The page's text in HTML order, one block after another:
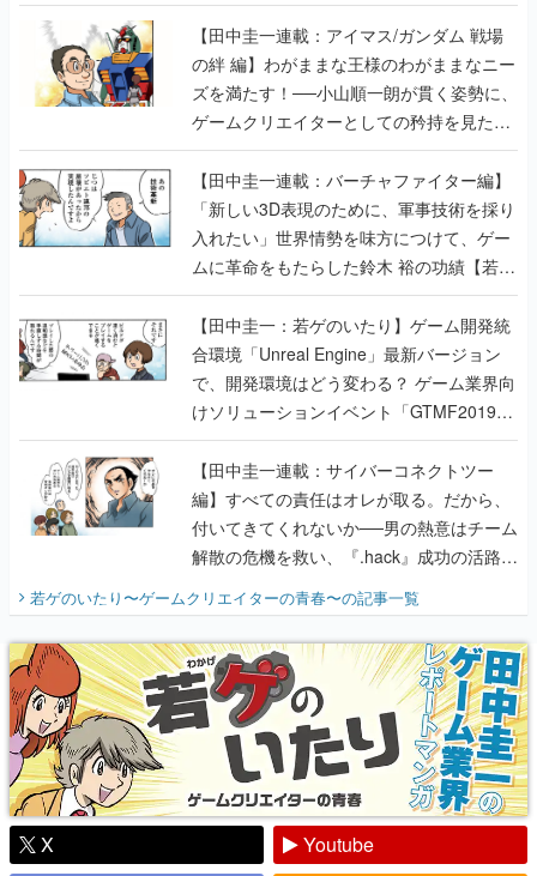
【田中圭一連載：アイマス/ガンダム 戦場
の絆 編】わがままな王様のわがままなニー
ズを満たす！──小山順一朗が貫く姿勢に、
ゲームクリエイターとしての矜持を見た
【若ゲのいたり最終回】
【田中圭一連載：バーチャファイター編】
「新しい3D表現のために、軍事技術を採り
入れたい」世界情勢を味方につけて、ゲー
ムに革命をもたらした鈴木 裕の功績【若ゲ
のいたり】
【田中圭一：若ゲのいたり】ゲーム開発統
合環境「Unreal Engine」最新バージョン
で、開発環境はどう変わる？ ゲーム業界向
けソリューションイベント「GTMF2019」
に行って、より理解を深めよう【PR】
【田中圭一連載：サイバーコネクトツー
編】すべての責任はオレが取る。だから、
付いてきてくれないか──男の熱意はチーム
解散の危機を救い、『.hack』成功の活路を
『少年ジャンプ』色だった【若ゲのいた
り】
若ゲのいたり〜ゲームクリエイターの青春〜の記事一覧
X
Youtube